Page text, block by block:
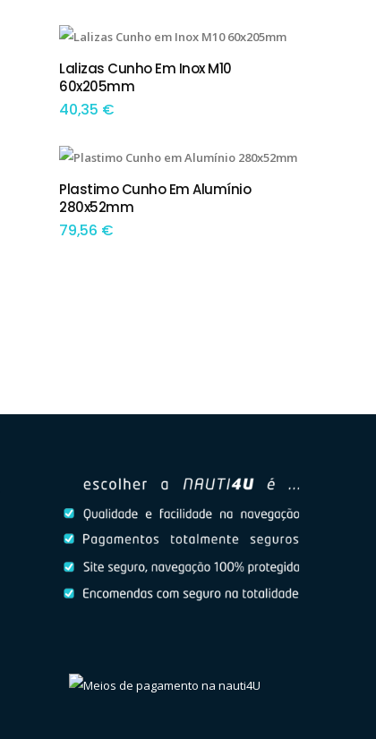
ADICIONAR
Lalizas Cunho Em Inox M10
60x205mm
40,35 €
ADICIONAR
Plastimo Cunho Em Alumínio
280x52mm
79,56 €